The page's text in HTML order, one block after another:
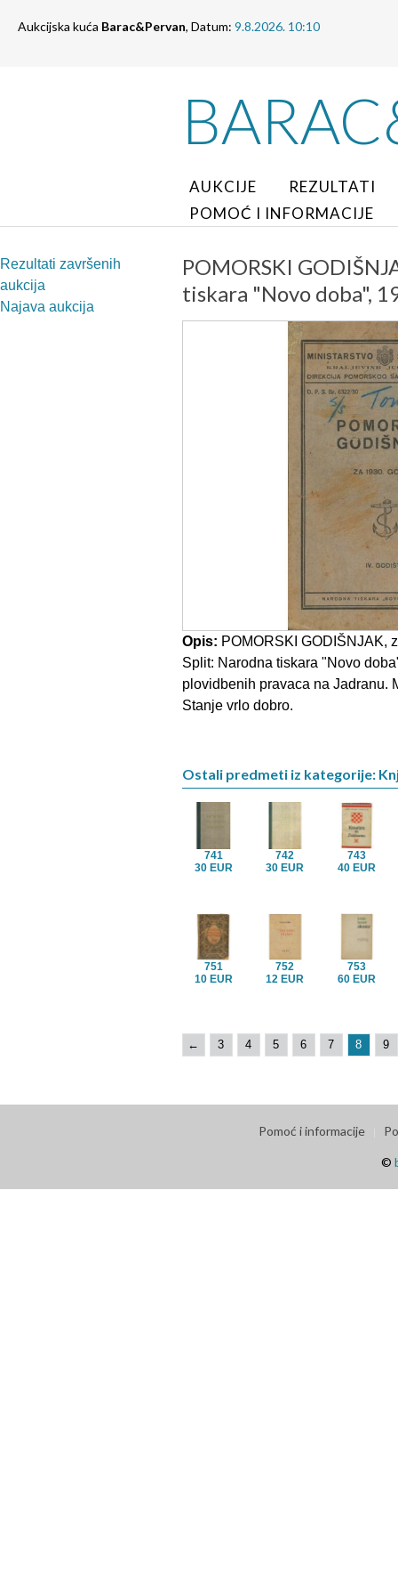
Aukcijska kuća Barac&Pervan, Datum: 9.8.2026. 10:10
AUKCIJE
REZULTATI
POMOĆ I INFORMACIJE
Rezultati završenih
aukcija
Najava aukcija
POMORSKI
tiskara "Novo doba",
Opis: POMORSKI GODIŠNJAK,
Split: Narodna tiskara "Novo
plovidbenih pravaca na Jadranu.
Stanje vrlo dobro.
Ostali predmeti iz kategorije:
741
30 EUR
742
30 EUR
743
40 EUR
751
10 EUR
752
12 EUR
753
60 EUR
← 3 4 5 6 7 8 9
Pomoć i informacije
©